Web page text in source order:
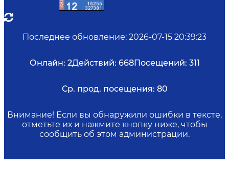
Последнее обновление: 2026-07-15 20:39:23
Онлайн: 2Действий: 668Посещений: 311
Ср. прод. посещения: 80
Внимание! Если вы обнаружили ошибки в тексте,
отметьте их и нажмите кнопку ниже, чтобы
сообщить об этом администрации.